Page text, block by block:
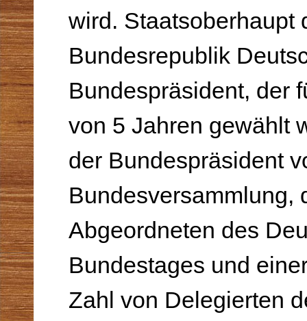
wird. Staatsoberhaupt
Bundesrepublik
Bundespräsident, der
von 5 Jahren gewählt
der Bundespräsi­dent
Bundesversammlung,
Abgeordneten des
Bundestages und
Zahl von Delegierten